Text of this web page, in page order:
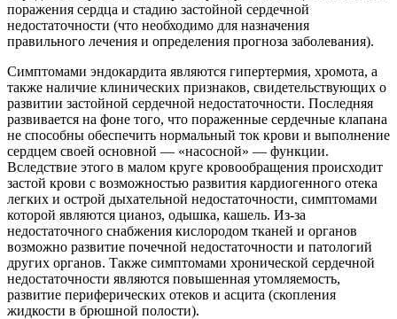
поражения сердца и стадию застойной сердечной
недостаточности (что необходимо для назначения
правильного лечения и определения прогноза заболевания).
Симптомами эндокардита являются гипертермия, хромота, а
также наличие клинических признаков, свидетельствующих о
развитии застойной сердечной недостаточности. Последняя
развивается на фоне того, что пораженные сердечные клапана
не способны обеспечить нормальный ток крови и выполнение
сердцем своей основной — «насосной» — функции.
Вследствие этого в малом круге кровообращения происходит
застой крови с возможностью развития кардиогенного отека
легких и острой дыхательной недостаточности, симптомами
которой являются цианоз, одышка, кашель. Из-за
недостаточного снабжения кислородом тканей и органов
возможно развитие почечной недостаточности и патологий
других органов. Также симптомами хронической сердечной
недостаточности являются повышенная утомляемость,
развитие периферических отеков и асцита (скопления
жидкости в брюшной полости).